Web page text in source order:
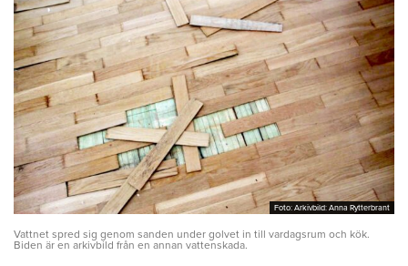
Foto: Arkivbild: Anna Rytterbrant
Foto: Arkivbild: Anna Rytterbrant
Vattnet spred sig genom sanden under golvet in till vardagsrum och kök.
Biden är en arkivbild från en annan vattenskada.